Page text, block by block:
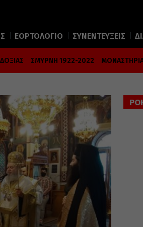
ΕΟΡΤΟΛΟΓΙΟ ΣΥΝΕΝΤΕΥΞΕΙΣ
ΣΜΥΡΝΗ 1922-2022